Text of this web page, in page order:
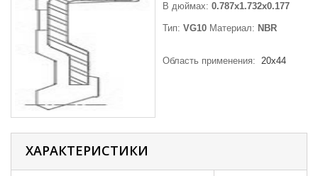
В дюймах: 0.787x1.732x0.177
Тип: VG10 Материал: NBR
Область применения: 20x44
ХАРАКТЕРИСТИКИ